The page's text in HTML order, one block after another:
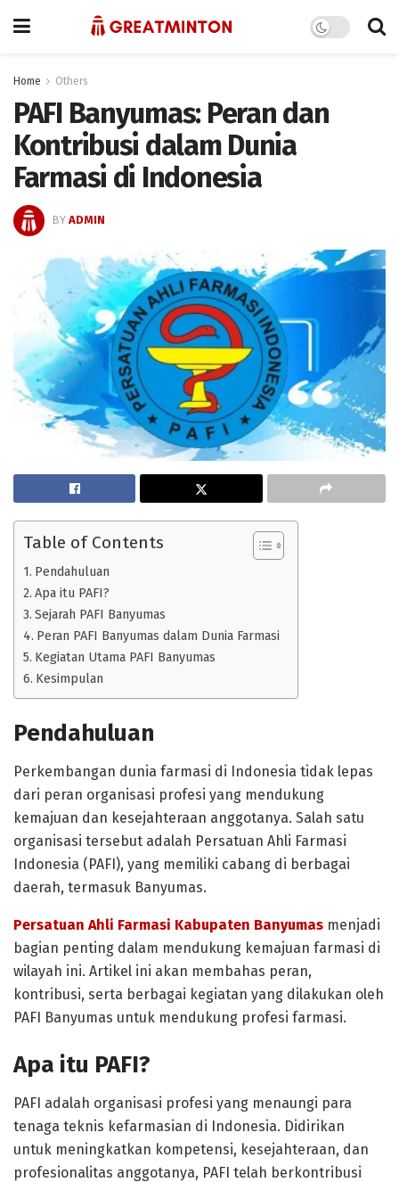
Home Others
PAFI Banyumas: Peran dan
Kontribusi dalam Dunia
Farmasi di Indonesia
BY ADMIN
Table of Contents
Pendahuluan
Apa itu PAFI?
Sejarah PAFI Banyumas
Peran PAFI Banyumas dalam Dunia Farmasi
Kegiatan Utama PAFI Banyumas
Kesimpulan
Pendahuluan
Perkembangan dunia farmasi di Indonesia tidak lepas
dari peran organisasi profesi yang mendukung
kemajuan dan kesejahteraan anggotanya. Salah satu
organisasi tersebut adalah Persatuan Ahli Farmasi
Indonesia (PAFI), yang memiliki cabang di berbagai
daerah, termasuk Banyumas.
Persatuan Ahli Farmasi Kabupaten Banyumas menjadi
bagian penting dalam mendukung kemajuan farmasi di
wilayah ini. Artikel ini akan membahas peran,
kontribusi, serta berbagai kegiatan yang dilakukan oleh
PAFI Banyumas untuk mendukung profesi farmasi.
Apa itu PAFI?
PAFI adalah organisasi profesi yang menaungi para
tenaga teknis kefarmasian di Indonesia. Didirikan
untuk meningkatkan kompetensi, kesejahteraan, dan
profesionalitas anggotanya, PAFI telah berkontribusi